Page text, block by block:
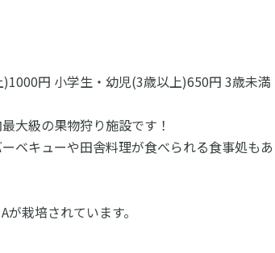
円 小学生・幼児(3歳以上)650円 3歳未満
大級の果物狩り施設です！
ベキューや田舎料理が食べられる食事処もあ
栽培されています。